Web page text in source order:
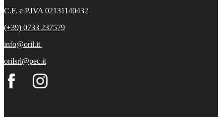
C.F. e P.IVA 02131140432
(+39) 0733 237579
info@oril.it
orilsrl@pec.it